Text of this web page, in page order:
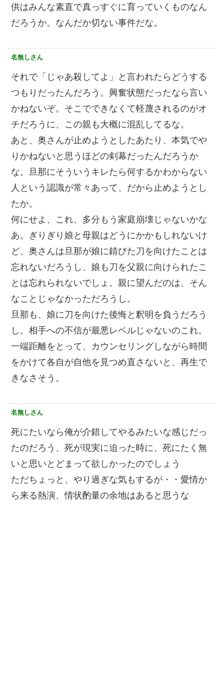
供はみんな素直で真っすぐに育っていくものなん
だろうか。なんだか切ない事件だな。
名無しさん
それで「じゃあ殺してよ」と言われたらどうする
つもりだったんだろう。興奮状態だったなら言い
かねないぞ。そこでできなくて軽蔑されるのがオ
チだろうに、この親も大概に混乱してるな。
あと、奥さんが止めようとしたあたり、本気でや
りかねないと思うほどの剣幕だったんだろうか
な。旦那にそういうキレたら何するかわからない
人という認識が常々あって、だから止めようとし
たか。
何にせよ、これ、多分もう家庭崩壊じゃないかな
あ。ぎりぎり娘と母親はどうにかかもしれないけ
ど、奥さんは旦那が娘に錆びた刀を向けたことは
忘れないだろうし、娘も刀を父親に向けられたこ
とは忘れられないでしょ。親に望んだのは、そん
なことじゃなかっただろうし。
旦那も、娘に刀を向けた後悔と釈明を負うだろう
し。相手への不信が最悪レベルじゃないのこれ。
一端距離をとって、カウンセリングしながら時間
をかけて各自が自他を見つめ直さないと、再生で
きなさそう。
名無しさん
死にたいなら俺が介錯してやるみたいな感じだっ
たのだろう、死が現実に迫った時に、死にたく無
いと思いとどまって欲しかったのでしょう
ただちょっと、やり過ぎな気もするが・・愛情か
ら来る熱演、情状酌量の余地はあると思うな